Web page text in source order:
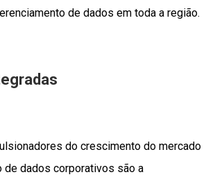
de dados em toda a região.
do crescimento do mercado
de dados corporativos são a